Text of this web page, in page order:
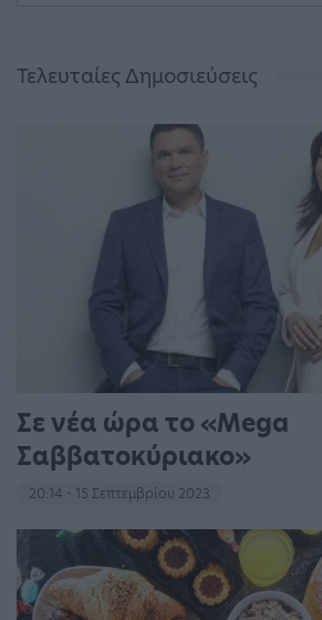
Τελευταίες Δημοσιεύσεις
Σε νέα ώρα το «Mega
Σαββατοκύριακο»
20:14 - 15 Σεπτεμβρίου 2023